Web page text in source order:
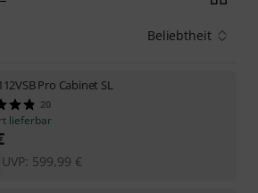
Beliebtheit
Pro Cabinet SL
20
lieferbar
UVP: 599,99 €